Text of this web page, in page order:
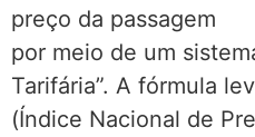
preço da passagem
por meio de um
Tarifária”. A fórmula
(Índice Nacional de